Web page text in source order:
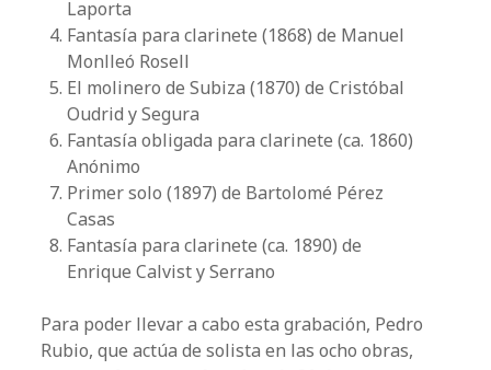
Laporta
Fantasía para clarinete (1868) de Manuel
Monlleó Rosell
El molinero de Subiza (1870) de Cristóbal
Oudrid y Segura
Fantasía obligada para clarinete (ca. 1860)
Anónimo
Primer solo (1897) de Bartolomé Pérez
Casas
Fantasía para clarinete (ca. 1890) de
Enrique Calvist y Serrano
Para poder llevar a cabo esta grabación, Pedro
Rubio, que actúa de solista en las ocho obras,